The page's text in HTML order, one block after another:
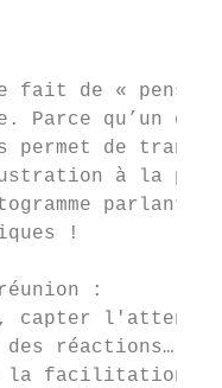
fait de «
qu’un
permet de
à la
!
:
capter
réactions…
facilitation